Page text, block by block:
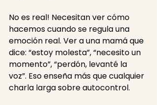
No es real! Necesitan ver cómo
hacemos cuando se regula una
emoción real. Ver a una mamá que
dice: “estoy molesta”, “necesito un
momento”, “perdón, levanté la
voz”. Eso enseña más que cualquier
charla larga sobre autocontrol.